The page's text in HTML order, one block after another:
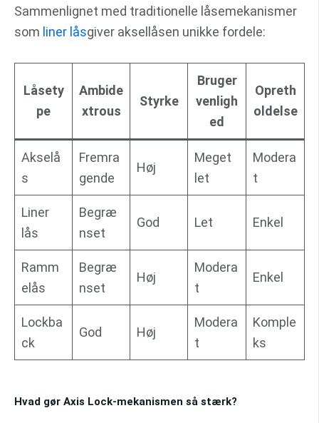
Sammenlignet med traditionelle låsemekanismer
som liner låsgiver aksellåsen unikke fordele:
Låsety
pe
Ambide
xtrous
Styrke
Bruger
venligh
ed
Opreth
oldelse
Akselå
s
Fremra
gende
Høj
Meget
let
Modera
t
Liner
lås
Begræ
nset
God Let Enkel
Ramm
elås
Begræ
nset
Høj
Modera
t
Enkel
Lockba
ck
God Høj
Modera
t
Komple
ks
Hvad gør Axis Lock-mekanismen så stærk?